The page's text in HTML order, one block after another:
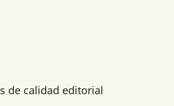
de calidad editorial